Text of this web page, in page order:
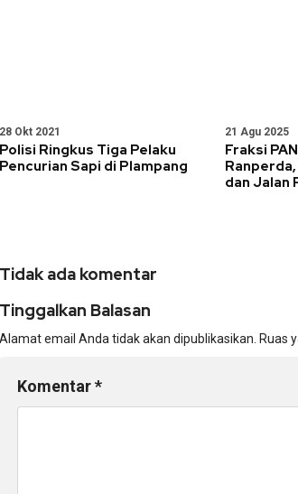
28 Okt 2021
Polisi Ringkus Tiga Pelaku
Pencurian Sapi di Plampang
21 Agu 2025
Fraksi
dan Jalan
Tidak ada komentar
Tinggalkan Balasan
Alamat email Anda tidak akan dipublikasikan. Ruas
Komentar*